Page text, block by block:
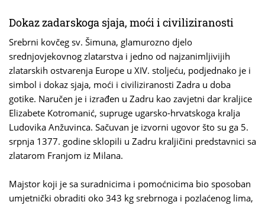
Dokaz zadarskoga sjaja, moći i civiliziranosti
Srebrni kovčeg sv. Šimuna, glamurozno djelo
srednjovjekovnog zlatarstva i jedno od najzanimljivijih
zlatarskih ostvarenja Europe u XIV. stoljeću, podjednako je i
simbol i dokaz sjaja, moći i civiliziranosti Zadra u doba
gotike. Naručen je i izrađen u Zadru kao zavjetni dar kraljice
Elizabete Kotromanić, supruge ugarsko-hrvatskoga kralja
Ludovika Anžuvinca. Sačuvan je izvorni ugovor što su ga 5.
srpnja 1377. godine sklopili u Zadru kraljičini predstavnici sa
zlatarom Franjom iz Milana.
Majstor koji je sa suradnicima i pomoćnicima bio sposoban
umjetnički obraditi oko 343 kg srebrnoga i pozlaćenog lima,